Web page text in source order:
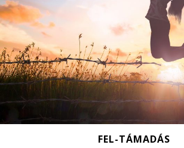
FEL-TÁMADÁS